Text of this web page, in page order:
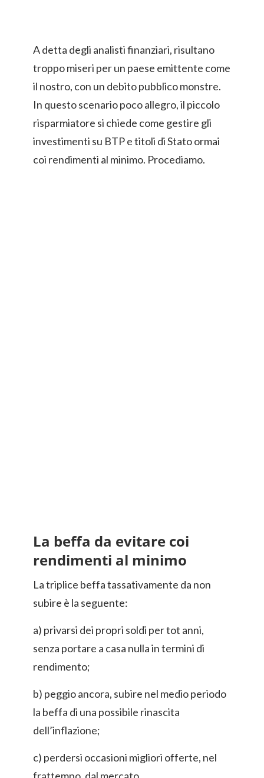
A detta degli analisti finanziari, risultano
troppo miseri per un paese emittente come
il nostro, con un debito pubblico monstre.
In questo scenario poco allegro, il piccolo
risparmiatore si chiede come gestire gli
investimenti su BTP e titoli di Stato ormai
coi rendimenti al minimo. Procediamo.
La beffa da evitare coi
rendimenti al minimo
La triplice beffa tassativamente da non
subire è la seguente:
a) privarsi dei propri soldi per tot anni,
senza portare a casa nulla in termini di
rendimento;
b) peggio ancora, subire nel medio periodo
la beffa di una possibile rinascita
dell’inflazione;
c) perdersi occasioni migliori offerte, nel